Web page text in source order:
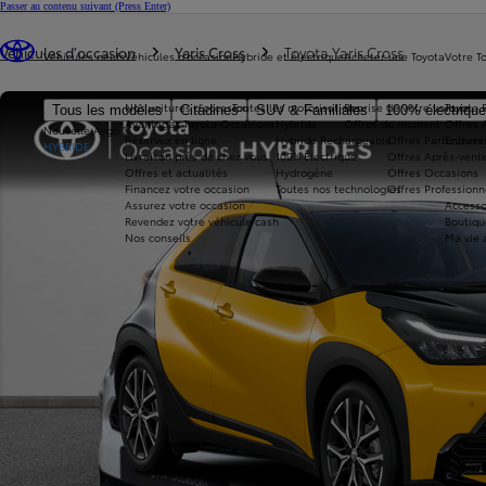
Passer au contenu suivant (Press Enter)
Véhicules neufs
Tous les modèles Citadines SUV & Familiales 100%
Nouvelle Aygo X
HYBRIDE
Véhicules d'occasion
Nos voitures d'occasion
Avantages Toyota Occasions
Réservez en ligne
Livraison près de chez vous
Offres et actualités
Financez votre occasion
Assurez votre occasion
Revendez votre véhicule cash
Nos conseils
Hybride et électrique
Toutes les motorisations
Hybride
Hybride Rechargeable
100% Électrique
Hydrogène
Toutes nos technologies
Acheter une Toyota
Reprise de votre voiture
Offres du moment
Offres Après-
Offres Occasions
Offres
Votre
Toyota
Offres
Ma vie
Véhicules d'occasion Yaris Cross Toyota Yaris Cross